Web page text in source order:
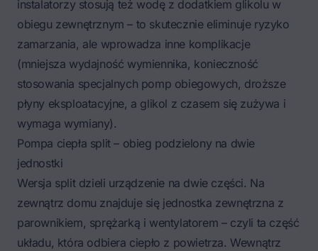
instalatorzy stosują też wodę z dodatkiem glikolu w
obiegu zewnętrznym – to skutecznie eliminuje ryzyko
zamarzania, ale wprowadza inne komplikacje
(mniejsza wydajność wymiennika, konieczność
stosowania specjalnych pomp obiegowych, droższe
płyny eksploatacyjne, a glikol z czasem się zużywa i
wymaga wymiany).
Pompa ciepła split – obieg podzielony na dwie
jednostki
Wersja split dzieli urządzenie na dwie części. Na
zewnątrz domu znajduje się jednostka zewnętrzna z
parownikiem, sprężarką i wentylatorem – czyli ta część
układu, która odbiera ciepło z powietrza. Wewnątrz